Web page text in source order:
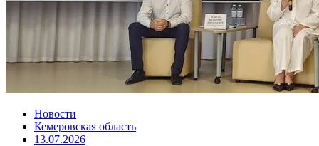
Новости
Кемеровская область
13.07.2026